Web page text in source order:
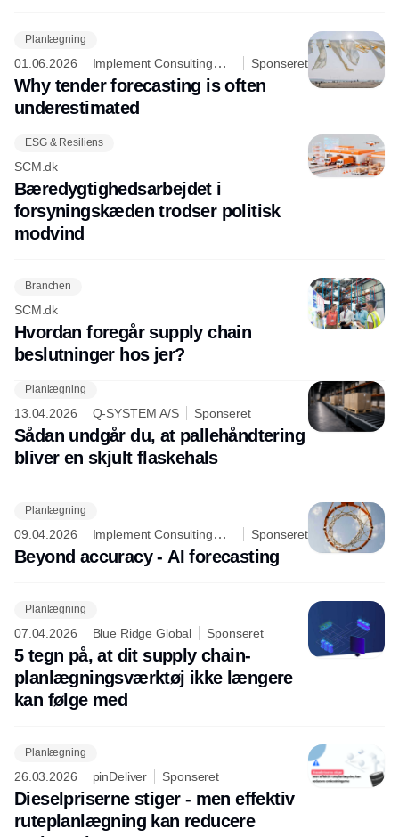
Planlægning
01.06.2026
Implement Consulting
Group
Sponseret
Why tender forecasting is often
underestimated
ESG & Resiliens
SCM.dk
Bæredygtighedsarbejdet i
forsyningskæden trodser politisk
modvind
Branchen
SCM.dk
Hvordan foregår supply chain
beslutninger hos jer?
Planlægning
13.04.2026 Q-SYSTEM A/S Sponseret
Sådan undgår du, at pallehåndtering
bliver en skjult flaskehals
Planlægning
09.04.2026
Implement Consulting
Group
Sponseret
Beyond accuracy - AI forecasting
Planlægning
07.04.2026 Blue Ridge Global Sponseret
5 tegn på, at dit supply chain-
planlægningsværktøj ikke længere
kan følge med
Planlægning
26.03.2026 pinDeliver Sponseret
Dieselpriserne stiger - men effektiv
ruteplanlægning kan reducere